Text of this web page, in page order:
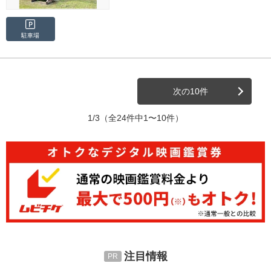
駐車場
次の10件
1/3 （全24件中1〜10件）
注目情報